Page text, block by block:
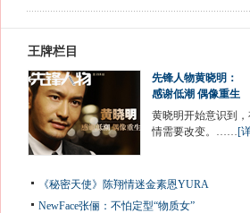
王牌栏目
先锋人物黄晓明：
感谢低潮 偶像重生
黄晓明开始意识到
情需要改变。……[
《秘密天使》陈翔情迷金素恩YURA
NewFace张俪：不怕定型“物质女”